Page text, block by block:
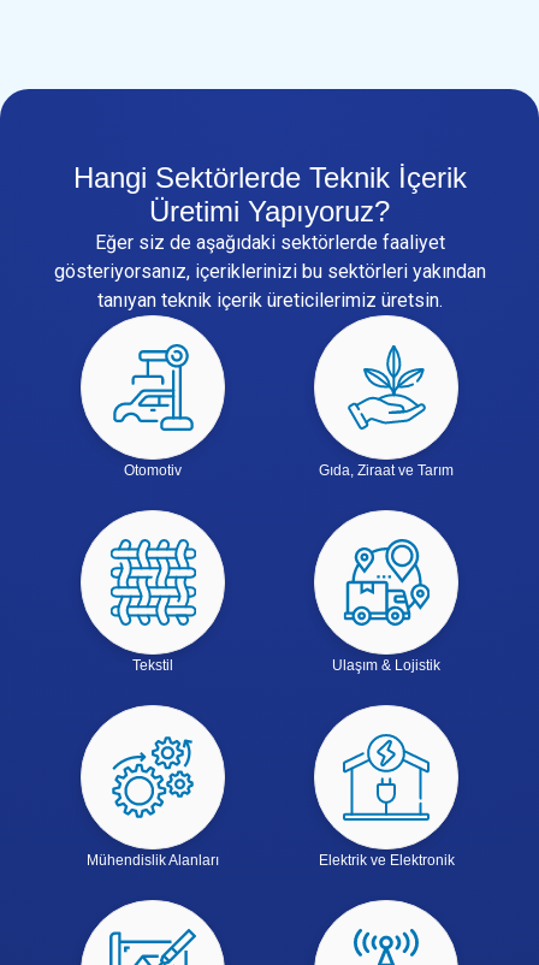
Hangi Sektörlerde Teknik İçerik
Üretimi Yapıyoruz?
Eğer siz de aşağıdaki sektörlerde faaliyet
gösteriyorsanız, içeriklerinizi bu sektörleri yakından
tanıyan teknik içerik üreticilerimiz üretsin.
Otomotiv
Tekstil
Gıda, Ziraat ve Tarım
Ulaşım & Lojistik
Mühendislik Alanları Elektrik ve Elektronik